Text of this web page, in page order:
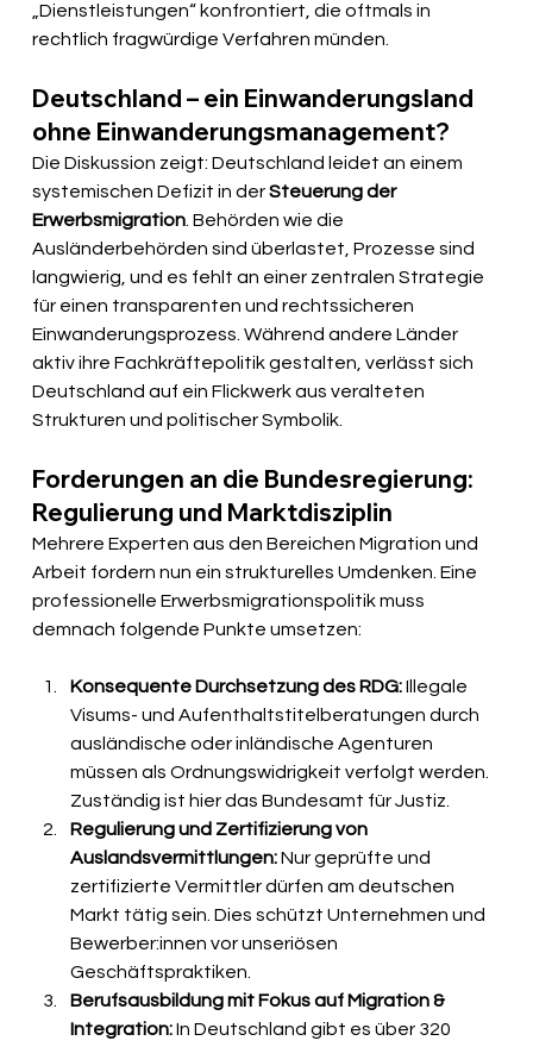
„Dienstleistungen“ konfrontiert, die oftmals in
rechtlich fragwürdige Verfahren münden.
Deutschland – ein Einwanderungsland
ohne Einwanderungsmanagement?
Die Diskussion zeigt: Deutschland leidet an einem
systemischen Defizit in der Steuerung der
Erwerbsmigration . Behörden wie die
Ausländerbehörden sind überlastet, Prozesse sind
langwierig, und es fehlt an einer zentralen Strategie
für einen transparenten und rechtssicheren
Einwanderungsprozess. Während andere Länder
aktiv ihre Fachkräftepolitik gestalten, verlässt sich
Deutschland auf ein Flickwerk aus veralteten
Strukturen und politischer Symbolik.
Forderungen an die Bundesregierung:
Regulierung und Marktdisziplin
Mehrere Experten aus den Bereichen Migration und
Arbeit fordern nun ein strukturelles Umdenken. Eine
professionelle Erwerbsmigrationspolitik muss
demnach folgende Punkte umsetzen:
Konsequente Durchsetzung des RDG: Illegale
Visums- und Aufenthaltstitelberatungen durch
ausländische oder inländische Agenturen
müssen als Ordnungswidrigkeit verfolgt werden.
Zuständig ist hier das Bundesamt für Justiz.
Regulierung und Zertifizierung von
Auslandsvermittlungen: Nur geprüfte und
zertifizierte Vermittler dürfen am deutschen
Markt tätig sein. Dies schützt Unternehmen und
Bewerber:innen vor unseriösen
Geschäftspraktiken.
Berufsausbildung mit Fokus auf Migration &
Integration: In Deutschland gibt es über 320